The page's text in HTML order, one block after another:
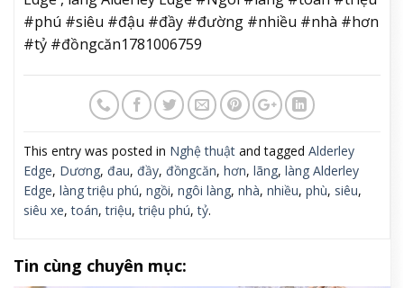
#phú #siêu #đậu #đầy #đường #nhiều #nhà #hơn
#tỷ #đồngcăn1781006759
This entry was posted in Nghệ thuật and tagged Alderley
Edge, Dương, đau, đầy, đồngcăn, hơn, lãng, làng Alderley
Edge, làng triệu phú, ngồi, ngôi làng, nhà, nhiều, phù, siêu,
siêu xe,toán,triệu,triệu phú,tỷ.
Tin cùng chuyên mục: